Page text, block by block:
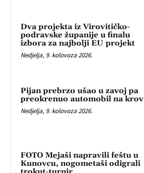
Dva projekta iz Virovitičko-
podravske županije u finalu
izbora za najbolji EU projekt
Nedjelja, 9. kolovoza 2026.
Pijan prebrzo ušao u zavoj pa
preokrenuo automobil na krov
Nedjelja, 9. kolovoza 2026.
FOTO Mejaši napravili feštu u
Kunovcu, nogometaši odigrali